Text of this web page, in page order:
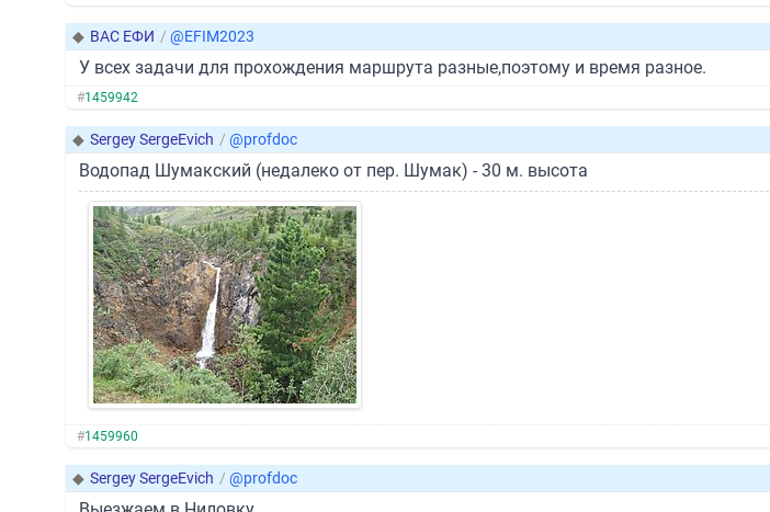
◆ ВАС ЕФИ / @EFIM2023
У всех задачи для прохождения маршрута разные,поэтому и время разное.
#1459942
◆ Sergey SergeEvich / @profdoc
Водопад Шумакский (недалеко от пер. Шумак) - 30 м. высота
#1459960
◆ Sergey SergeEvich / @profdoc